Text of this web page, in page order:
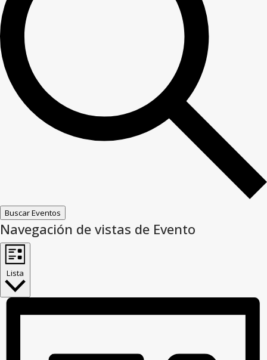
Buscar Eventos
Navegación de vistas de Evento
Lista